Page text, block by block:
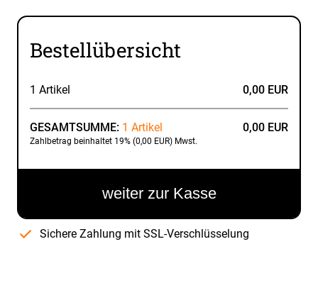
Bestellübersicht
1 Artikel 0,00 EUR
GESAMTSUMME: 1 Artikel
Zahlbetrag beinhaltet 19% (0,00 EUR) Mwst.
0,00 EUR
weiter zur Kasse
Sichere Zahlung mit SSL-Verschlüsselung